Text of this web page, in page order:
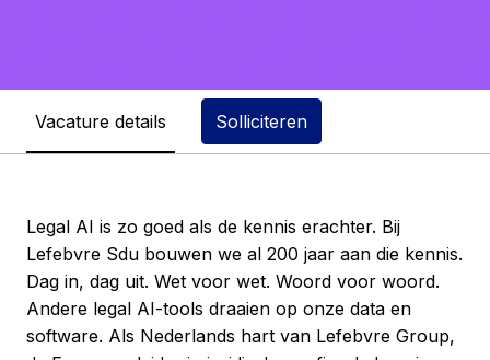
Vacature details Solliciteren
Legal AI is zo goed als de kennis erachter. Bij
Lefebvre Sdu bouwen we al 200 jaar aan die kennis.
Dag in, dag uit. Wet voor wet. Woord voor woord.
Andere legal AI-tools draaien op onze data en
software. Als Nederlands hart van Lefebvre Group,